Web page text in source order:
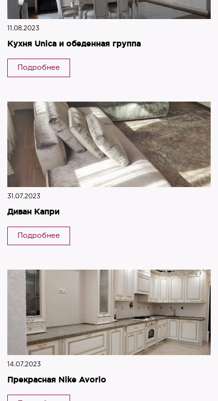
11.08.2023
Кухня Unica и обеденная группа
Подробнее
31.07.2023
Диван Капри
Подробнее
14.07.2023
Прекрасная Nike Avorio